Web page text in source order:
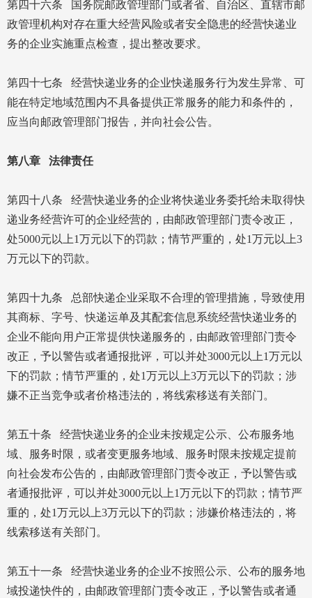
第四十六条 国务院邮政管理部门或者省、自治区、直辖市邮
政管理机构对存在重大经营风险或者安全隐患的经营快递业
务的企业实施重点检查，提出整改要求。
第四十七条 经营快递业务的企业快递服务行为发生异常、可
能在特定地域范围内不具备提供正常服务的能力和条件的，
应当向邮政管理部门报告，并向社会公告。
第八章 法律责任
第四十八条 经营快递业务的企业将快递业务委托给未取得快
递业务经营许可的企业经营的，由邮政管理部门责令改正，
处5000元以上1万元以下的罚款；情节严重的，处1万元以上3
万元以下的罚款。
第四十九条 总部快递企业采取不合理的管理措施，导致使用
其商标、字号、快递运单及其配套信息系统经营快递业务的
企业不能向用户正常提供快递服务的，由邮政管理部门责令
改正，予以警告或者通报批评，可以并处3000元以上1万元以
下的罚款；情节严重的，处1万元以上3万元以下的罚款；涉
嫌不正当竞争或者价格违法的，将线索移送有关部门。
第五十条 经营快递业务的企业未按规定公示、公布服务地
域、服务时限，或者变更服务地域、服务时限未按规定提前
向社会发布公告的，由邮政管理部门责令改正，予以警告或
者通报批评，可以并处3000元以上1万元以下的罚款；情节严
重的，处1万元以上3万元以下的罚款；涉嫌价格违法的，将
线索移送有关部门。
第五十一条 经营快递业务的企业不按照公示、公布的服务地
域投递快件的，由邮政管理部门责令改正，予以警告或者通